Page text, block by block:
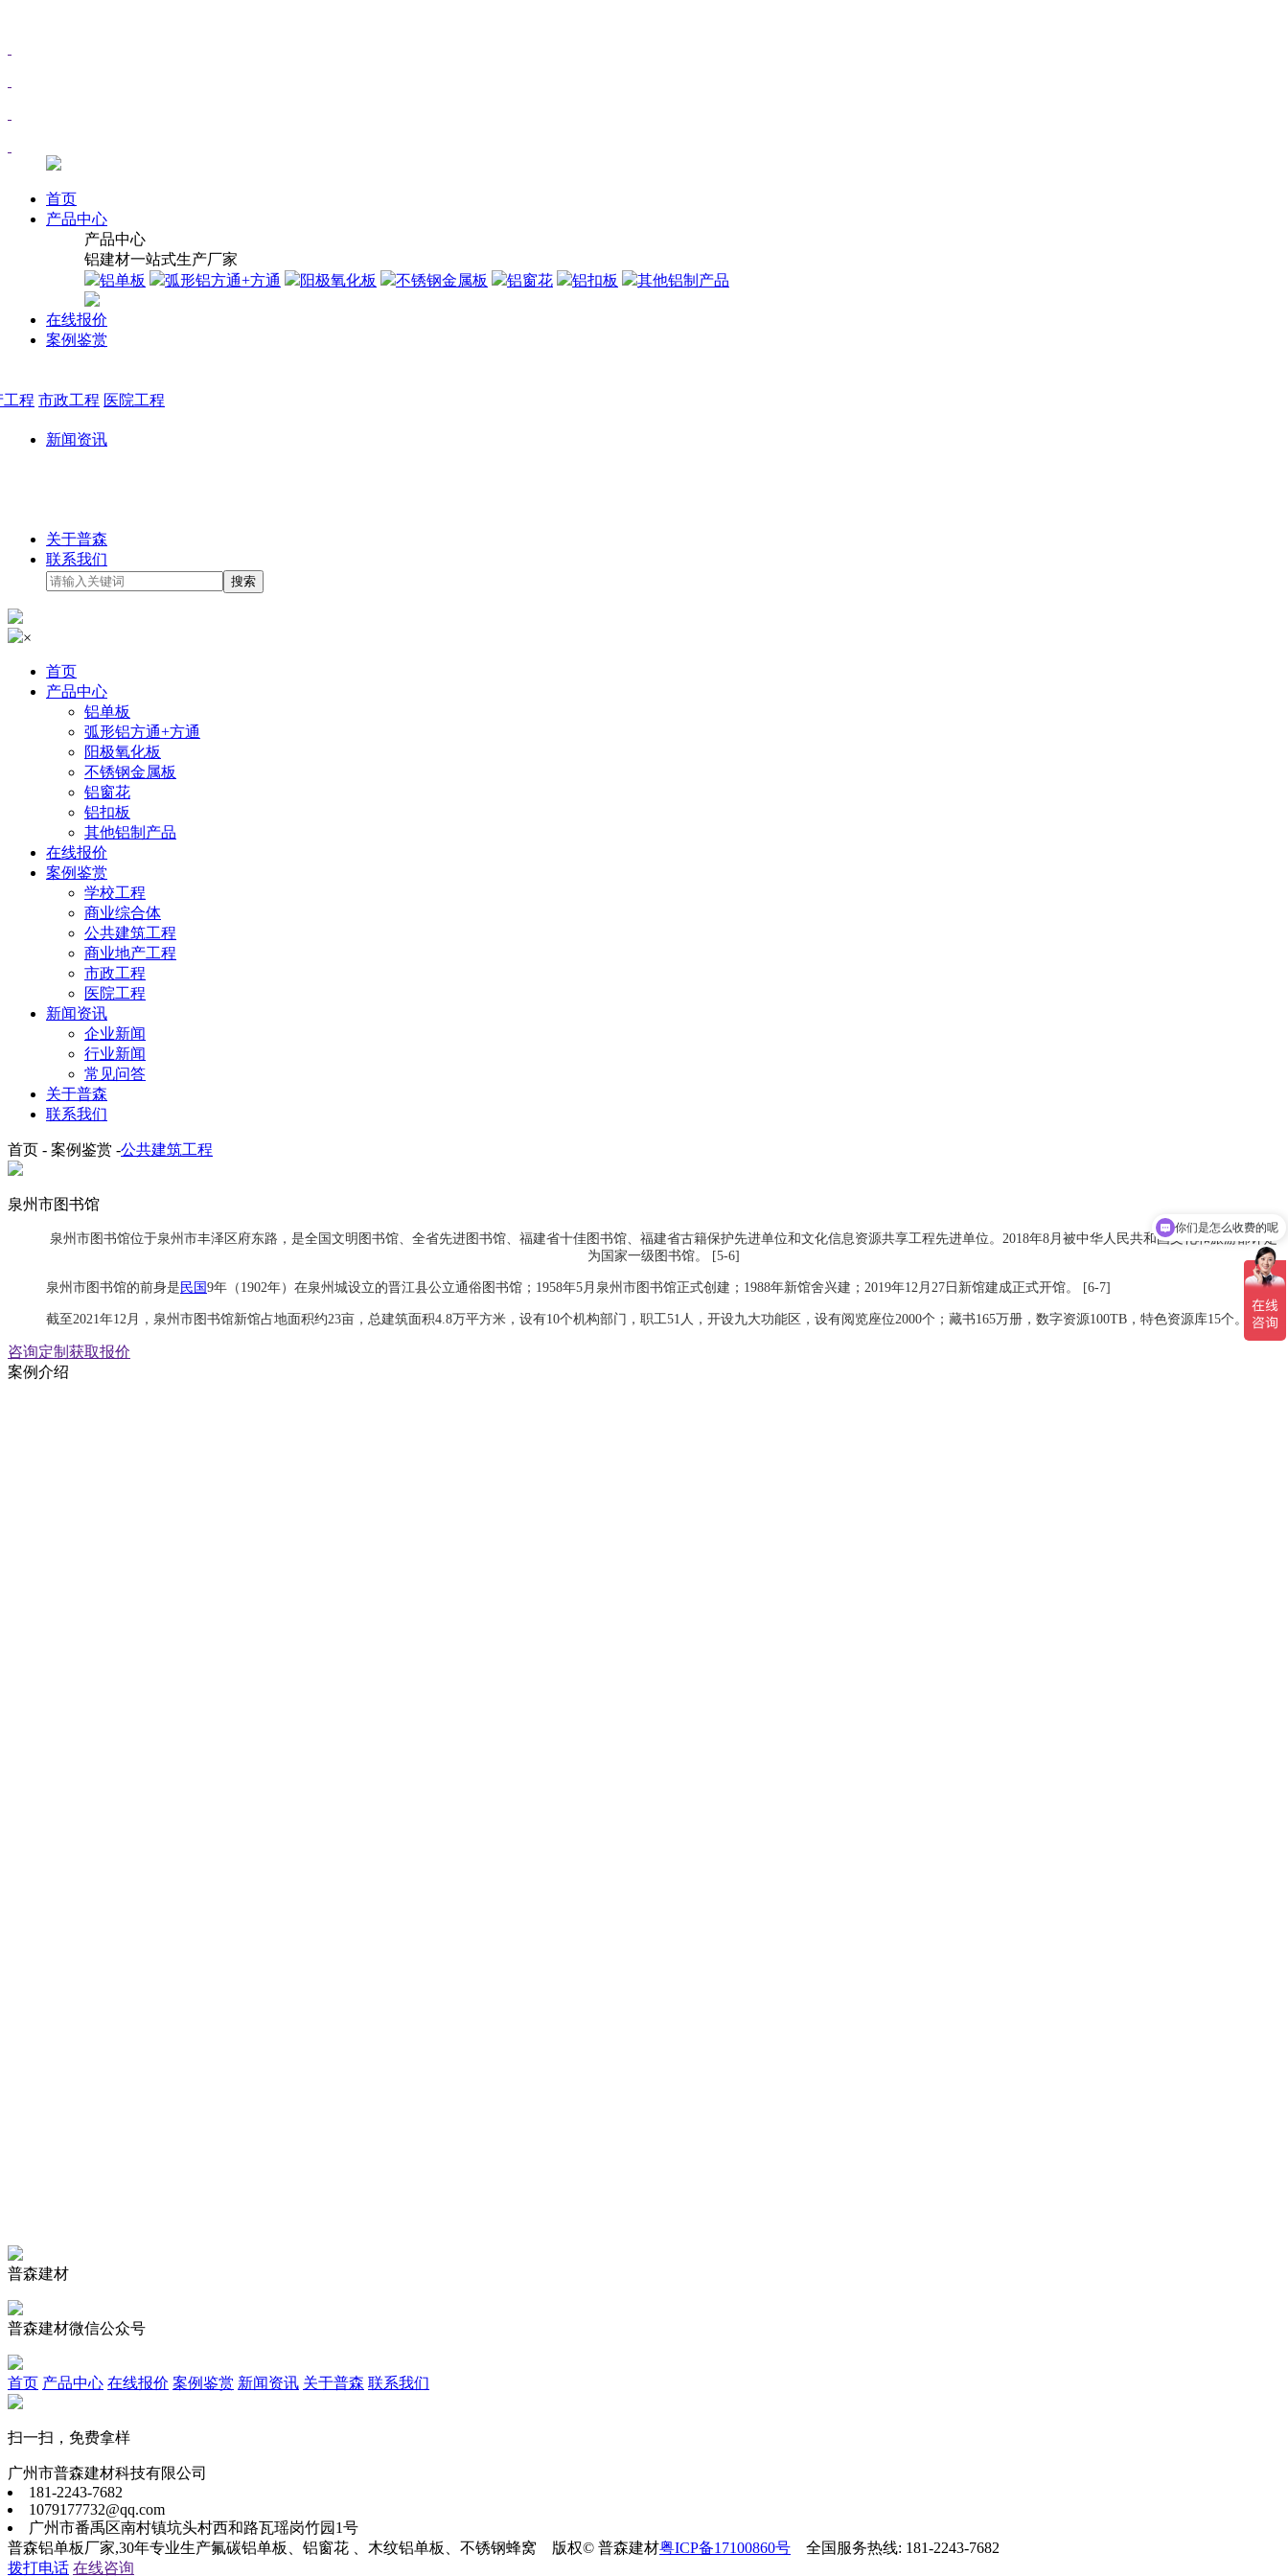
首页
产品中心
产品中心
铝建材一站式生产厂家
铝单板
弧形铝方通+方通 阳极氧化板 不锈钢金属板 铝窗花 铝扣板 其他铝制产品
在线报价
案例鉴赏
工程 市政工程 医院工程
新闻资讯
关于普森
联系我们
×
首页
产品中心
铝单板
弧形铝方通+方通
阳极氧化板
不锈钢金属板
铝窗花
铝扣板
其他铝制产品
在线报价
案例鉴赏
学校工程
商业综合体
公共建筑工程
商业地产工程
市政工程
医院工程
新闻资讯
企业新闻
行业新闻
常见问答
关于普森
联系我们
首页 - 案例鉴赏 -公共建筑工程
泉州市图书馆
泉州市图书馆位于泉州市丰泽区府东路，是全国文明图书馆、全省先进图书馆、福建省十佳图书馆、福建省古籍保护先进单位和文化信息资源共享工程先进单位。2018年8月被中华人民共和国文化和旅游部评定
为国家一级图书馆。
[5-6]
泉州市图书馆的前身是 民国 9年（1902年）在泉州城设立的晋江县公立通俗图书馆；1958年5月泉州市图书馆正式创建；1988年新馆舍兴建；2019年12月27日新馆建成正式开馆。 [6-7]
截至2021年12月，泉州市图书馆新馆占地面积约23亩，总建筑面积4.8万平方米，设有10个机构部门，职工51人，开设九大功能区，设有阅览座位2000个；藏书165万册，数字资源100TB，特色资源库15个。
咨询定制 获取报价
案例介绍
普森建材
普森建材微信公众号
首页 产品中心 在线报价 案例鉴赏 新闻资讯 关于普森 联系我们
扫一扫，免费拿样
广州市普森建材科技有限公司
181-2243-7682
1079177732@qq.com
广州市番禹区南村镇坑头村西和路瓦瑶岗竹园1号
普森铝单板厂家,30年专业生产氟碳铝单板、铝窗花 、木纹铝单板、不锈钢蜂窝 版权© 普森建材粤ICP备17100860号 全国服务热线: 181-2243-7682
拨打电话 在线咨询
你们是怎么收费的呢